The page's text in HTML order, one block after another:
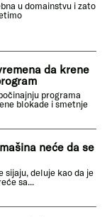
u domainstvu i zato
da krene
programa
blokade i smetnje
neće da se
sijaju, deluje kao da je
sa...